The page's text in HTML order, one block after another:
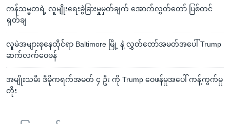
ကန်သမ္မတရဲ့ လူမျိုးရေးခွဲခြားမှုမှတ်ချက် အောက်လွှတ်တော် ပြစ်တင်
ရှုတ်ချ
လူမဲအများစုနေထိုင်ရာ Baltimore မြို့ နဲ့ လွှတ်တော်အမတ်အပေါ် Trump
ဆက်လက်ဝေဖန်
အမျိုးသမီး ဒီမိုကရက်အမတ် ၄ ဦး ကို Trump ဝေဖန်မှုအပေါ် ကန့်ကွက်မှု
တိုး